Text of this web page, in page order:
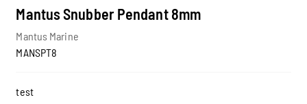
Mantus Snubber Pendant 8mm
Mantus Marine
MANSPT8
test